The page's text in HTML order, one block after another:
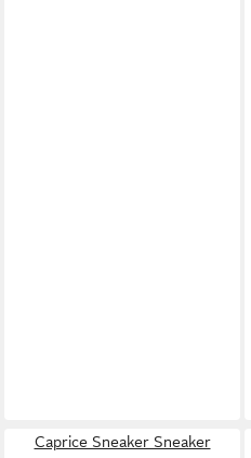
Caprice Sneaker Sneaker